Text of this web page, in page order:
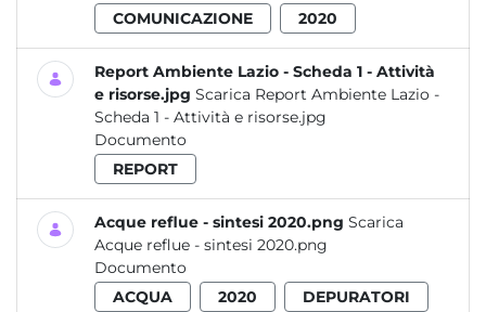
COMUNICAZIONE
2020
Report Ambiente Lazio - Scheda 1 - Attività
e risorse.jpg Scarica Report Ambiente Lazio -
Scheda 1 - Attività e risorse.jpg
Documento
REPORT
Acque reflue - sintesi 2020.png Scarica
Acque reflue - sintesi 2020.png
Documento
ACQUA
2020
DEPURATORI